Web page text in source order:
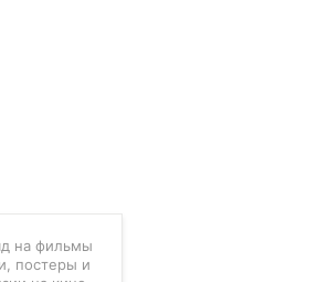
на фильмы
постеры и